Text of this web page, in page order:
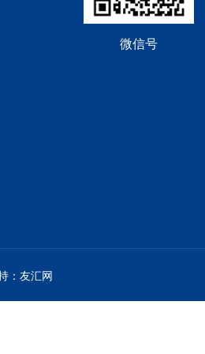
微信号
友汇网